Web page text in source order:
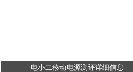
电小二移动电源测评详细信息